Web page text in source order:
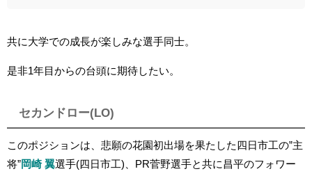
共に大学での成長が楽しみな選手同士。
是非1年目からの台頭に期待したい。
セカンドロー(LO)
このポジションは、悲願の花園初出場を果たした四日市工の”主
将”岡崎 翼選手(四日市工)、PR菅野選手と共に昌平のフォワー